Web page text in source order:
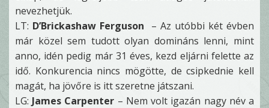
nevezhetjük.
LT: D’Brickashaw Ferguson
– Az utóbbi két évben
már közel sem tudott olyan domináns lenni, mint
anno, idén pedig már 31 éves, kezd eljárni felette az
idő. Konkurencia nincs mögötte, de csipkednie kell
magát, ha jövőre is itt szeretne játszani.
LG: James Carpenter – Nem volt igazán nagy név a